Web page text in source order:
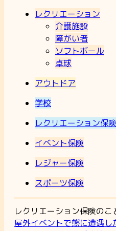
レクリエーション
介護施設
障がい者
ソフトボール
卓球
アウトドア
学校
レクリエーション保
イベント保険
レジャー保険
スポーツ保険
レクリエーション保険のこ
屋外イベントで熊に遭遇